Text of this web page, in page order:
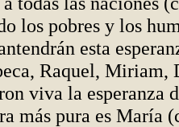
los pobres y los
esta
Raquel, Miriam,
viva la esperanza
más pura es María